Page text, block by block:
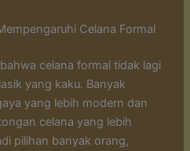
Celana Formal
celana formal tidak lagi
yang kaku. Banyak
yang lebih modern dan
celana yang lebih
pilihan banyak orang,